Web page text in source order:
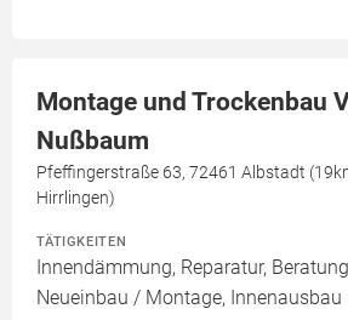
Montage und Trockenbau
Nußbaum
Pfeffingerstraße 63, 72461 Albstadt
Hirrlingen)
TÄTIGKEITEN
Innendämmung, Reparatur,
Neueinbau / Montage, Innenausbau